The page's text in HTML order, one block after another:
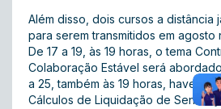
Além disso, dois cursos a distância
para serem transmitidos em agosto
De 17 a 19, às 19 horas, o tema
Colaboração Estável será
a 25, também às 19 horas, haverá
Cálculos de Liquidação de